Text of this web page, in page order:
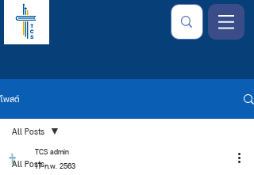
โพสต์
All Posts
All Posts
TCS admin
17 ก.พ. 2563